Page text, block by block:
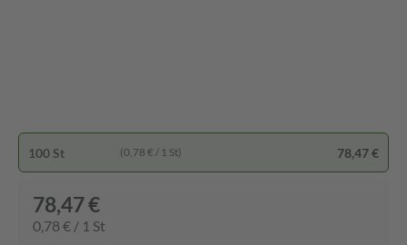
100 St (0,78 € / 1 St) 78,47 €
78,47 €
0,78 € / 1 St